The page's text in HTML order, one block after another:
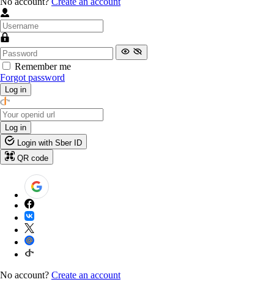
Remember me
Forgot password
Log in
Log in
Login with Sber ID
QR code
No account? Create an account